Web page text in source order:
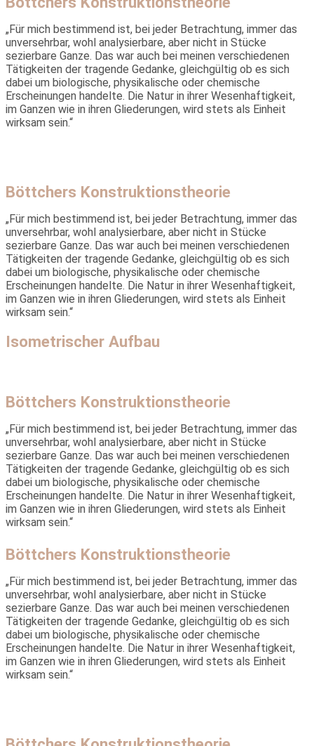
„Für mich bestimmend ist, bei jeder Betrachtung, immer das
unver­sehrbar, wohl analysierbare, aber nicht in Stücke
sezierbare Ganze. Das war auch bei meinen verschiedenen
Tätigkeiten der tragende Gedanke, gleichgültig ob es sich
dabei um biologische, physikalische oder chemische
Erscheinungen handelte. Die Natur in ihrer Wesenhaftigkeit,
im Ganzen wie in ihren Gliederungen, wird stets als Einheit
wirksam sein.“
Böttchers Konstruktionstheorie
„Für mich bestimmend ist, bei jeder Betrachtung, immer das
unver­sehrbar, wohl analysierbare, aber nicht in Stücke
sezierbare Ganze. Das war auch bei meinen verschiedenen
Tätigkeiten der tragende Gedanke, gleichgültig ob es sich
dabei um biologische, physikalische oder chemische
Erscheinungen handelte. Die Natur in ihrer Wesenhaftigkeit,
im Ganzen wie in ihren Gliederungen, wird stets als Einheit
wirksam sein.“
Isometrischer Aufbau
Böttchers Konstruktionstheorie
„Für mich bestimmend ist, bei jeder Betrachtung, immer das
unver­sehrbar, wohl analysierbare, aber nicht in Stücke
sezierbare Ganze. Das war auch bei meinen verschiedenen
Tätigkeiten der tragende Gedanke, gleichgültig ob es sich
dabei um biologische, physikalische oder chemische
Erscheinungen handelte. Die Natur in ihrer Wesenhaftigkeit,
im Ganzen wie in ihren Gliederungen, wird stets als Einheit
wirksam sein.“
Böttchers Konstruktionstheorie
„Für mich bestimmend ist, bei jeder Betrachtung, immer das
unver­sehrbar, wohl analysierbare, aber nicht in Stücke
sezierbare Ganze. Das war auch bei meinen verschiedenen
Tätigkeiten der tragende Gedanke, gleichgültig ob es sich
dabei um biologische, physikalische oder chemische
Erscheinungen handelte. Die Natur in ihrer Wesenhaftigkeit,
im Ganzen wie in ihren Gliederungen, wird stets als Einheit
wirksam sein.“